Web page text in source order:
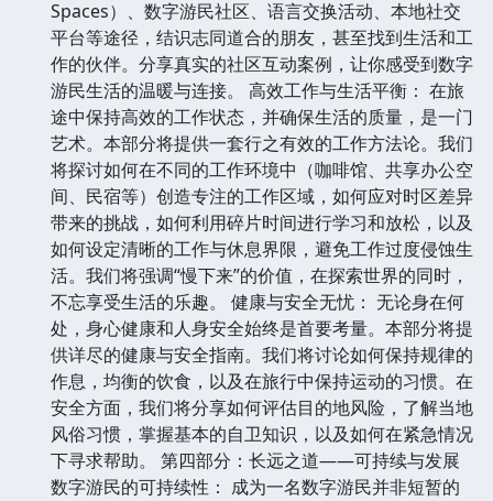
Spaces）、数字游民社区、语言交换活动、本地社交
平台等途径，结识志同道合的朋友，甚至找到生活和工
作的伙伴。分享真实的社区互动案例，让你感受到数字
游民生活的温暖与连接。 高效工作与生活平衡： 在旅
途中保持高效的工作状态，并确保生活的质量，是一门
艺术。本部分将提供一套行之有效的工作方法论。我们
将探讨如何在不同的工作环境中（咖啡馆、共享办公空
间、民宿等）创造专注的工作区域，如何应对时区差异
带来的挑战，如何利用碎片时间进行学习和放松，以及
如何设定清晰的工作与休息界限，避免工作过度侵蚀生
活。我们将强调“慢下来”的价值，在探索世界的同时，
不忘享受生活的乐趣。 健康与安全无忧： 无论身在何
处，身心健康和人身安全始终是首要考量。本部分将提
供详尽的健康与安全指南。我们将讨论如何保持规律的
作息，均衡的饮食，以及在旅行中保持运动的习惯。在
安全方面，我们将分享如何评估目的地风险，了解当地
风俗习惯，掌握基本的自卫知识，以及如何在紧急情况
下寻求帮助。 第四部分：长远之道——可持续与发展
数字游民的可持续性： 成为一名数字游民并非短暂的